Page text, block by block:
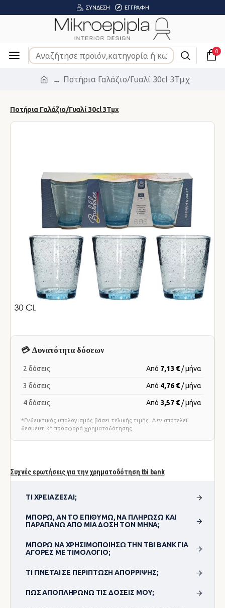
ΣΎΝΔΕΣΗ ΕΓΓΡΑΦΉ
0
Ποτήρια Γαλάζιο/Γυαλί 30cl 3Τμχ
Ποτήρια Γαλάζιο/Γυαλί 30cl 3Τμχ
Συχνές ερωτήσεις για την χρηματοδότηση tbi bank
ΤΙ ΧΡΕΙΆΖΕΣΑΙ;
ΜΠΟΡΏ, ΑΝ ΤΟ ΕΠΙΘΥΜΏ, ΝΑ ΠΛΗΡΏΣΩ ΚΑΙ
ΠΑΡΑΠΆΝΩ ΑΠΌ ΜΊΑ ΔΌΣΗ ΤΟΝ ΜΉΝΑ;
ΜΠΟΡΏ ΝΑ ΧΡΗΣΙΜΟΠΟΊΗΣΩ ΤΗΝ TBI BANK ΓΙΑ
ΑΓΟΡΈΣ ΜΕ ΤΙΜΟΛΌΓΙΟ;
ΤΙ ΓΊΝΕΤΑΙ ΣΕ ΠΕΡΊΠΤΩΣΗ ΑΠΌΡΡΙΨΗΣ;
ΠΏΣ ΑΠΟΠΛΗΡΏΝΩ ΤΙΣ ΔΌΣΕΙΣ ΜΟΥ;
💳 Δυνατότητα δόσεων
2 δόσεις Από 7,13 € / μήνα
3 δόσεις Από 4,76 € / μήνα
4 δόσεις Από 3,57 € / μήνα
*Ενδεικτικός υπολογισμός βάσει τελικής τιμής. Δεν αποτελεί
δεσμευτική προσφορά χρηματοδότησης.